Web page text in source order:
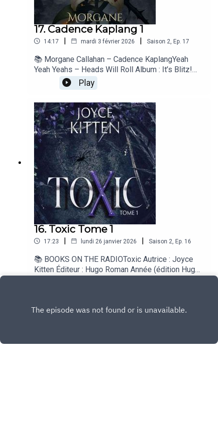
17. Cadence Kaplang 1
14:17 | mardi 3 février 2026 | Saison 2 Ep. 17
📚 Morgane Callahan – Cadence KaplangYeah
Yeah Yeahs – Heads Will Roll Album : It’s Blitz!
Label : Interscope Records Année : 2009
Play
16. Toxic Tome 1
17:23 | lundi 26 janvier 2026 | Saison 2 Ep. 16
📚 BOOKS ON THE RADIOToxic Autrice : Joyce
Kitten Éditeur : Hugo Roman Année (édition Hugo
2023